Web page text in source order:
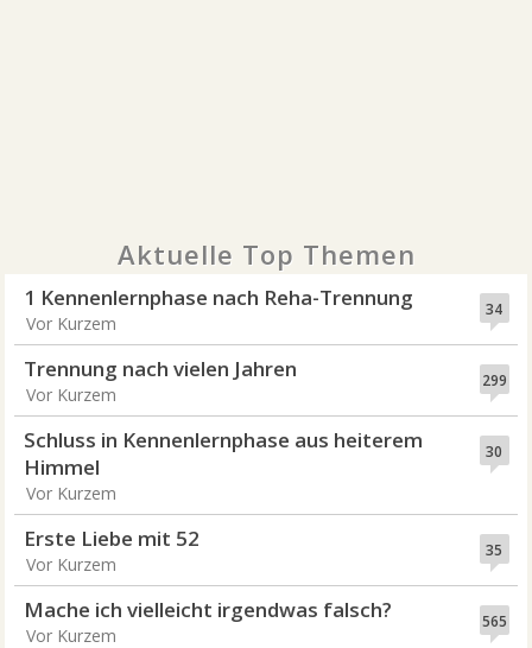
Aktuelle Top Themen
34
1 Kennenlernphase nach Reha-Trennung
Vor Kurzem
299
Trennung nach vielen Jahren
Vor Kurzem
30
Schluss in Kennenlernphase aus heiterem
Himmel
Vor Kurzem
35
Erste Liebe mit 52
Vor Kurzem
565
Mache ich vielleicht irgendwas falsch?
Vor Kurzem